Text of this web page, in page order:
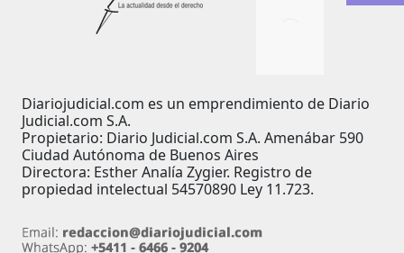
Diariojudicial.com es un emprendimiento de Diario
Judicial.com S.A.
Propietario: Diario Judicial.com S.A. Amenábar 590
Ciudad Autónoma de Buenos Aires
Directora: Esther Analía Zygier. Registro de
propiedad intelectual 54570890 Ley 11.723.